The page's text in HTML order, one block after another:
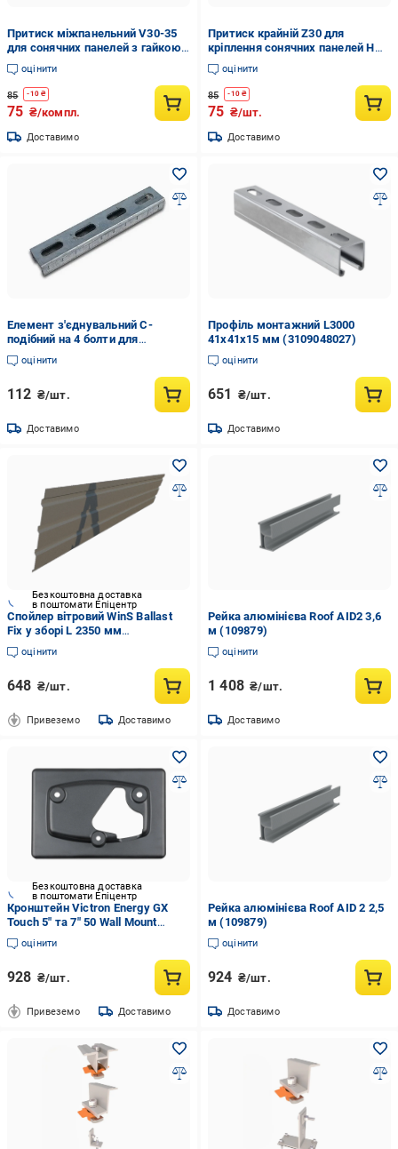
Притиск міжпанельний V30-35
для сонячних панелей з гайкою
швидкого монтажу М8 H 30-35
мм (35578183)
оцінити
85 -10 ₴
75 ₴/компл.
Доставимо
Притиск крайній Z30 для
кріплення сонячних панелей H
30х50 мм (35578158)
оцінити
85 -10₴
75 ₴/шт.
Доставимо
Елемент з'єднувальний С-
подібний на 4 болти для
монтажу сонячних панелей
35х21х1,5/200 мм (35578088)
оцінити
112 ₴/шт.
Доставимо
Профіль монтажний L3000
41х41х15 мм (3109048027)
оцінити
651 ₴/шт.
Доставимо
Безкоштовна доставка
в поштомати Епіцентр
Спойлер вітровий WinS Ballast
Fix у зборі L 2350 мм
(2983439619)
оцінити
648 ₴/шт.
Привеземо Доставимо
Рейка алюмінієва Roof AID2 3,6
м (109879)
оцінити
1 408 ₴/шт.
Доставимо
Безкоштовна доставка
в поштомати Епіцентр
Кронштейн Victron Energy GX
Touch 5" та 7" 50 Wall Mount
(2983440182)
оцінити
928 ₴/шт.
Привеземо Доставимо
Рейка алюмінієва Roof AID 2 2,5
м (109879)
оцінити
924 ₴/шт.
Доставимо